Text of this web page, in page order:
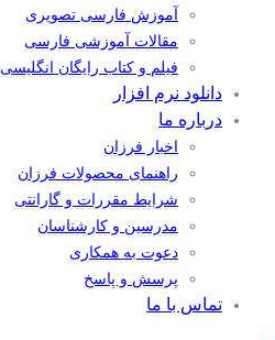
آموزش فارسی تصویری
مقالات آموزشی فارسی
فیلم و کتاب رایگان انگلیسی
دانلود نرم افزار
درباره ما
اخبار فرزان
راهنمای محصولات فرزان
شرایط مقررات و گارانتی
مدرسین و کارشناسان
دعوت به همکاری
پرسش و پاسخ
تماس با ما